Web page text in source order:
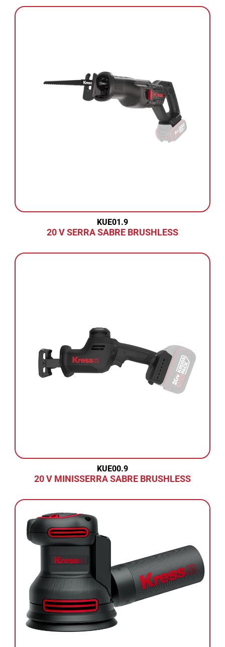
KUE01.9
20 V SERRA SABRE BRUSHLESS
KUE00.9
20 V MINISSERRA SABRE BRUSHLESS